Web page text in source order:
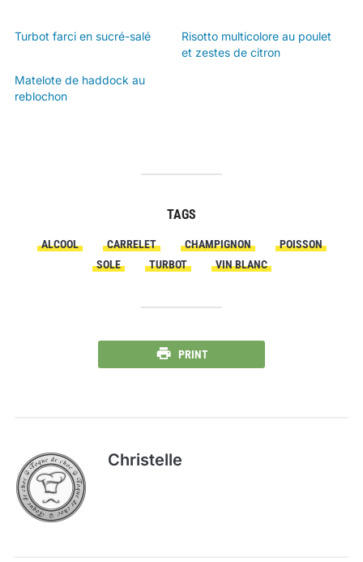
Turbot farci en sucré-salé
Risotto multicolore au poulet
et zestes de citron
Matelote de haddock au
reblochon
TAGS
ALCOOL CARRELET CHAMPIGNON
POISSON
SOLE
TURBOT VIN BLANC
PRINT
Christelle